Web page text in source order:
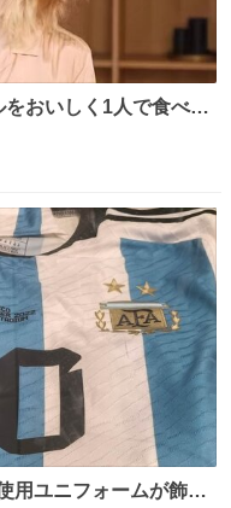
おいしく1人で食べる
用ユニフォームが飾っ